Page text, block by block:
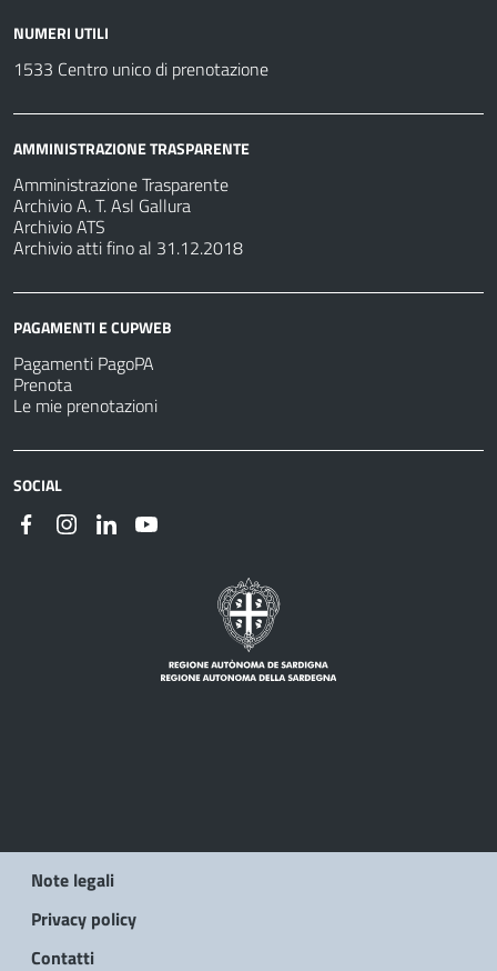
NUMERI UTILI
1533 Centro unico di prenotazione
AMMINISTRAZIONE TRASPARENTE
Amministrazione Trasparente
Archivio A. T. Asl Gallura
Archivio ATS
Archivio atti fino al 31.12.2018
PAGAMENTI E CUPWEB
Pagamenti PagoPA
Prenota
Le mie prenotazioni
SOCIAL
Note legali
Privacy policy
Contatti